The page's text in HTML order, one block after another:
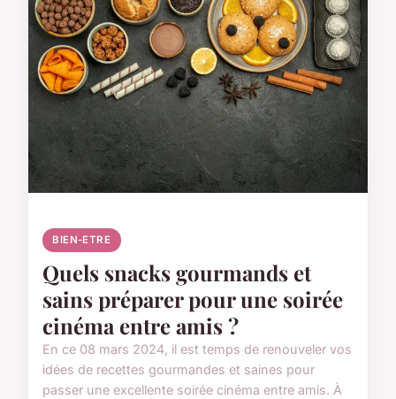
BIEN-ETRE
Quels snacks gourmands et
sains préparer pour une soirée
cinéma entre amis ?
En ce 08 mars 2024, il est temps de renouveler vos
idées de recettes gourmandes et saines pour
passer une excellente soirée cinéma entre amis. À